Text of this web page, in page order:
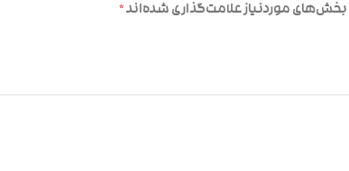
بخش‌های موردنیاز علامت‌گذاری شده‌اند*